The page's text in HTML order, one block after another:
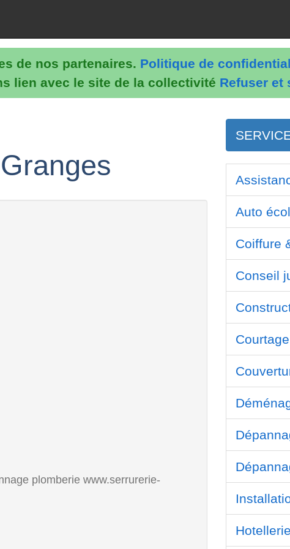
de nos partenaires. Politique de
lien avec le site de la collectivité Refuser et
plomberie www.serrurerie-
Auto
Coiffure
Conseil